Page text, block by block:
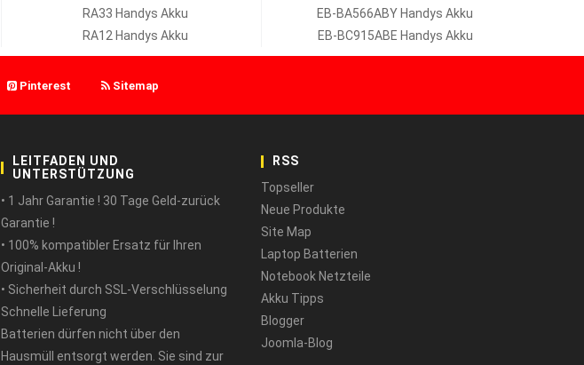
RA33 Handys Akku
RA12 Handys Akku
EB-BA566ABY Handys Akku
EB-BC915ABE Handys Akku
Pinterest Sitemap
LEITFADEN UND
UNTERSTÜTZUNG
• 1 Jahr Garantie ! 30 Tage Geld-zurück
Garantie !
• 100% kompatibler Ersatz für Ihren
Original-Akku !
• Sicherheit durch SSL-Verschlüsselung
Schnelle Lieferung
Batterien dürfen nicht über den
Hausmüll entsorgt werden. Sie sind zur
RSS
Topseller
Neue Produkte
Site Map
Laptop Batterien
Notebook Netzteile
Akku Tipps
Blogger
Joomla-Blog